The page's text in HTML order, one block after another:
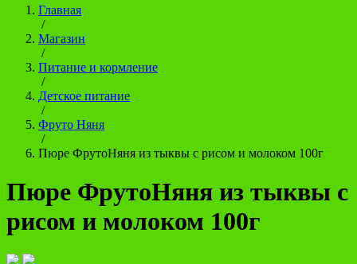
Главная
/
Магазин
/
Питание и кормление
/
Детское питание
/
Фруто Няня
/
Пюре ФрутоНяня из тыквы с рисом и молоком 100г
Пюре ФрутоНяня из тыквы с
рисом и молоком 100г